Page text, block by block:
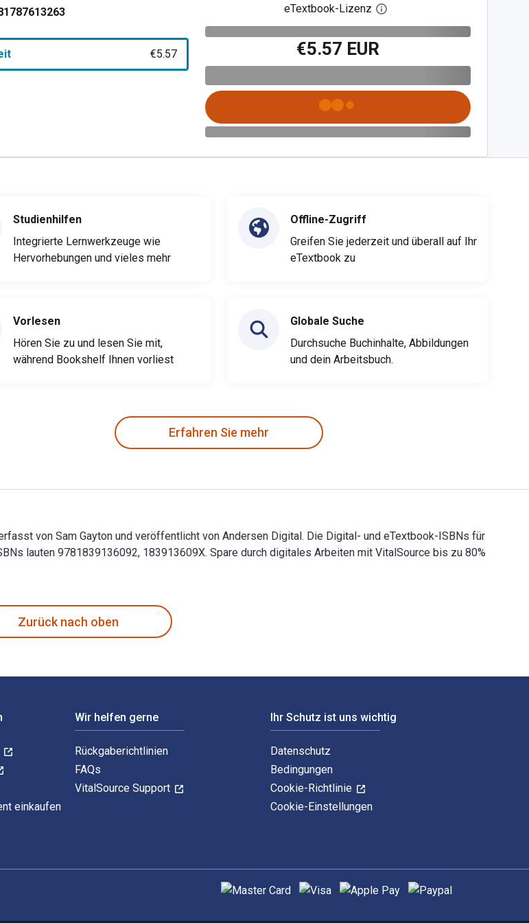
€5.57
eTextbook-Lizenz Digitalen Lizenzdialog öffnen
€5.57 EUR
Studienhilfen
Integrierte Lernwerkzeuge wie
Hervorhebungen und vieles mehr
Vorlesen
Hören Sie zu und lesen Sie mit,
während Bookshelf Ihnen vorliest
Offline-Zugriff
Greifen Sie jederzeit und überall auf Ihr
eTextbook zu
Globale Suche
Durchsuche Buchinhalte, Abbildungen
und dein Arbeitsbuch.
Erfahren Sie mehr
von Sam Gayton und veröffentlicht von Andersen Digital. Die Digital- und eTextbook-ISBNs für
lauten 9781839136092, 183913609X. Spare durch digitales Arbeiten mit VitalSource bis zu 80%
Zurück nach oben
einkaufen
Wir helfen gerne
Rückgaberichtlinien
FAQs
VitalSource Support
Ihr Schutz ist uns wichtig
Datenschutz
Bedingungen
Cookie-Richtlinie
Cookie-Einstellungen
Unterstützte Zahlungsmethoden